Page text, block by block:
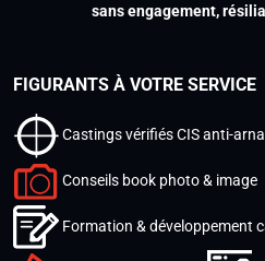
sans engagement,
FIGURANTS À VOTRE SERVICE
Castings vérifiés CIS anti-
Conseils book photo & image
Formation & développement